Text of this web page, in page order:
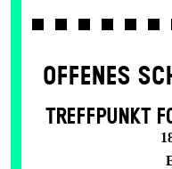
OFFENES
TREFFPUNKT